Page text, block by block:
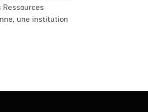
une institution